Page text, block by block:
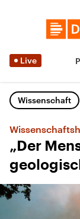
Live
Wissenschaft
„Der